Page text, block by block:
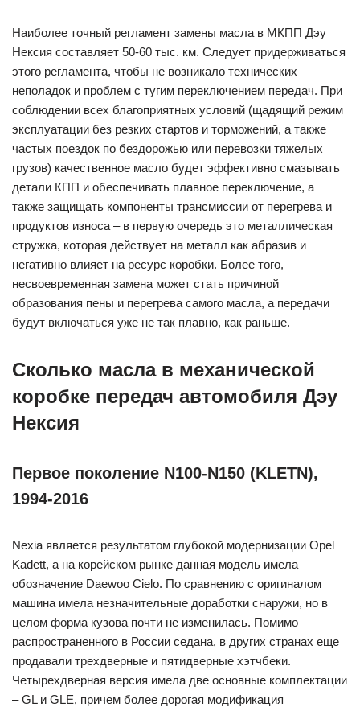
Наиболее точный регламент замены масла в МКПП Дэу
Нексия составляет 50-60 тыс. км. Следует придерживаться
этого регламента, чтобы не возникало технических
неполадок и проблем с тугим переключением передач. При
соблюдении всех благоприятных условий (щадящий режим
эксплуатации без резких стартов и торможений, а также
частых поездок по бездорожью или перевозки тяжелых
грузов) качественное масло будет эффективно смазывать
детали КПП и обеспечивать плавное переключение, а
также защищать компоненты трансмиссии от перегрева и
продуктов износа – в первую очередь это металлическая
стружка, которая действует на металл как абразив и
негативно влияет на ресурс коробки. Более того,
несвоевременная замена может стать причиной
образования пены и перегрева самого масла, а передачи
будут включаться уже не так плавно, как раньше.
Сколько масла в механической
коробке передач автомобиля Дэу
Нексия
Первое поколение N100-N150 (KLETN),
1994-2016
Nexia является результатом глубокой модернизации Opel
Kadett, а на корейском рынке данная модель имела
обозначение Daewoo Cielo. По сравнению с оригиналом
машина имела незначительные доработки снаружи, но в
целом форма кузова почти не изменилась. Помимо
распространенного в России седана, в других странах еще
продавали трехдверные и пятидверные хэтчбеки.
Четырехдверная версия имела две основные комплектации
– GL и GLE, причем более дорогая модификация